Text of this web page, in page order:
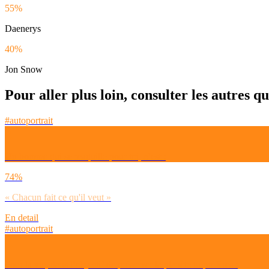
55%
Daenerys
40%
Jon Snow
Pour aller plus loin, consulter les autres
#autoportrait
74%
« Chacun fait ce qu'il veut »
En detail
#autoportrait